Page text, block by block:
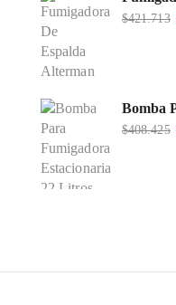
$421.713
$408.425